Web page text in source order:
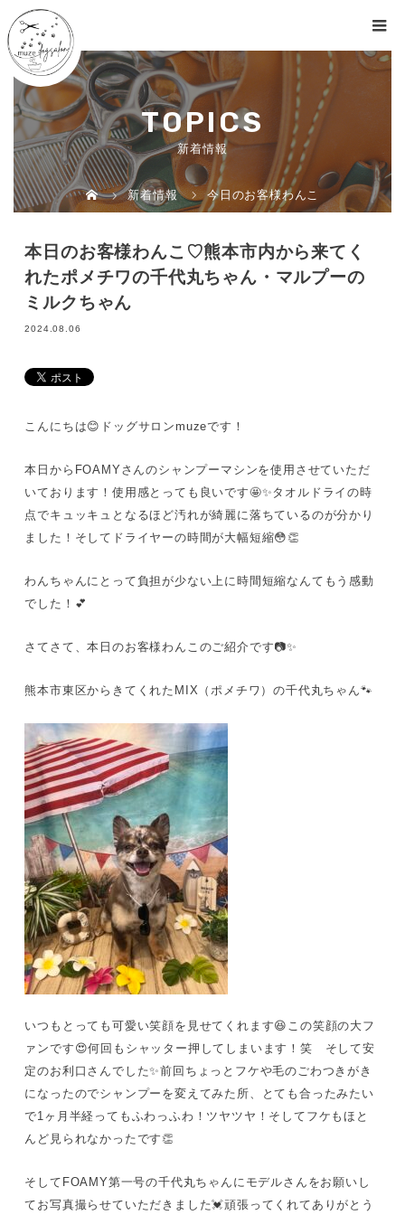
TOPICS
新着情報
新着情報 今日のお客様わんこ
本日のお客様わんこ♡熊本市内から来てく
れたポメチワの千代丸ちゃん・マルプーの
ミルクちゃん
2024.08.06
こんにちは😊ドッグサロンmuzeです！
本日からFOAMYさんのシャンプーマシンを使用させていただ
いております！使用感とっても良いです🤩✨タオルドライの時
点でキュッキュとなるほど汚れが綺麗に落ちているのが分かり
ました！そしてドライヤーの時間が大幅短縮😳👏
わんちゃんにとって負担が少ない上に時間短縮なんてもう感動
でした！💕
さてさて、本日のお客様わんこのご紹介です📷✨
熊本市東区からきてくれたMIX（ポメチワ）の千代丸ちゃん🐾
いつもとっても可愛い笑顔を見せてくれます😆この笑顔の大フ
ァンです😍何回もシャッター押してしまいます！笑 そして安
定のお利口さんでした✨前回ちょっとフケや毛のごわつきがき
になったのでシャンプーを変えてみた所、とても合ったみたい
で1ヶ月半経ってもふわっふわ！ツヤツヤ！そしてフケもほと
んど見られなかったです👏
そしてFOAMY第一号の千代丸ちゃんにモデルさんをお願いし
てお写真撮らせていただきました💓頑張ってくれてありがとう